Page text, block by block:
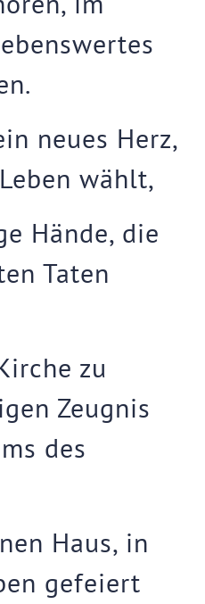
neues Herz,
wählt,
Hände, die
Taten
zu
Zeugnis
des
Haus, in
gefeiert